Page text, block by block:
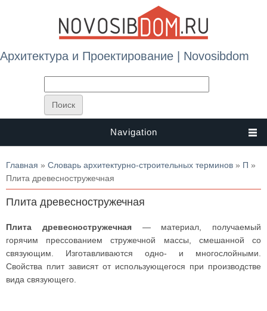
Архитектура и Проектирование | Novosibdom
Navigation
Вы здесь
Главная » Словарь архитектурно-строительных терминов » П »
Плита древесностружечная
Плита древесностружечная
Плита древесностружечная— материал, получаемый
горячим прессованием стружечной массы, смешанной со
связующим. Изготавливаются одно- и многослойными.
Свойства плит зависят от использующегося при производстве
вида связующего.